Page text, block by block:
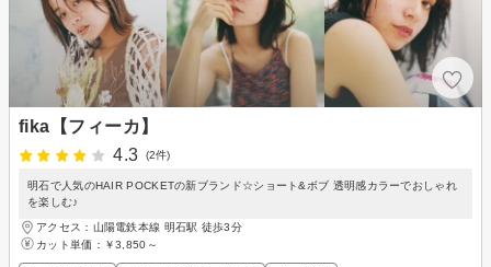
fika【フィーカ】
4.3
(2件)
明石で人気のHAIR POCKETの新ブランド☆ショート&ボブ 透明感カラーでおしゃれ
を楽しむ♪
アクセス：山陽電鉄本線 明石駅 徒歩3分
カット単価： ￥3,850～